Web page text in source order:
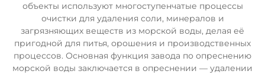
объекты используют многоступенчатые процессы
очистки для удаления соли, минералов и
загрязняющих веществ из морской воды, делая её
пригодной для питья, орошения и производственных
процессов. Основная функция завода по опреснению
морской воды заключается в опреснении — удалении